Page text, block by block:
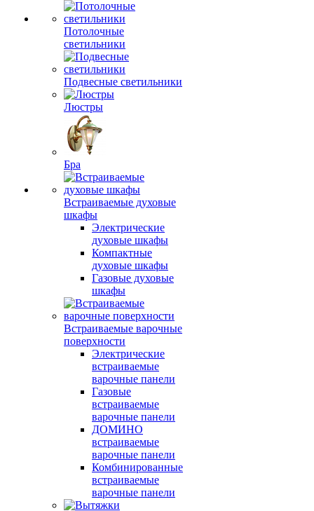
Потолочные
светильники
Подвесные светильники
Люстры
Бра
Встраиваемые духовые
шкафы
Электрические
духовые шкафы
Компактные
духовые шкафы
Газовые духовые
шкафы
Встраиваемые варочные
поверхности
Электрические
встраиваемые
варочные панели
Газовые
встраиваемые
варочные панели
ДОМИНО
встраиваемые
варочные панели
Комбинированные
встраиваемые
варочные панели